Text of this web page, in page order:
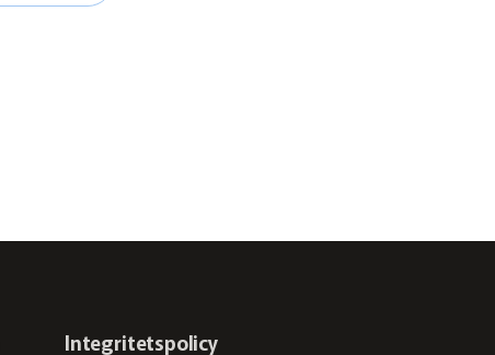
Integritetspolicy